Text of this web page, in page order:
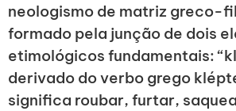
neologismo de matriz greco-
formado pela junção de dois
etimológicos fundamentais:
derivado do verbo grego
significa roubar, furtar,